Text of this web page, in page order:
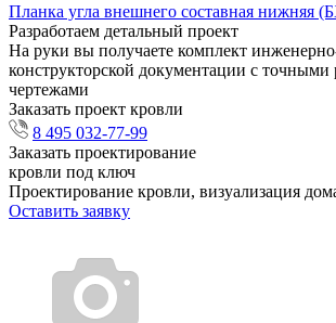
Планка угла внешнего составная нижняя
Разработаем детальный проект
На руки вы получаете комплект
конструкторской документации с точными
чертежами
Заказать проект кровли
8 495 032-77-99
Заказать проектирование
кровли под ключ
Проектирование кровли, визуализация
Оставить заявку